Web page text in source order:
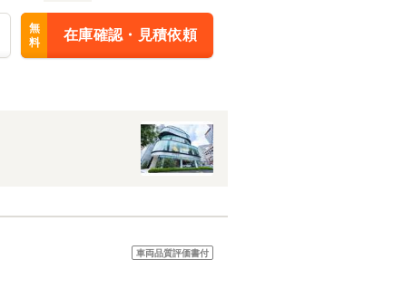
無
料
在庫確認・見積依頼
車両品質評価書付